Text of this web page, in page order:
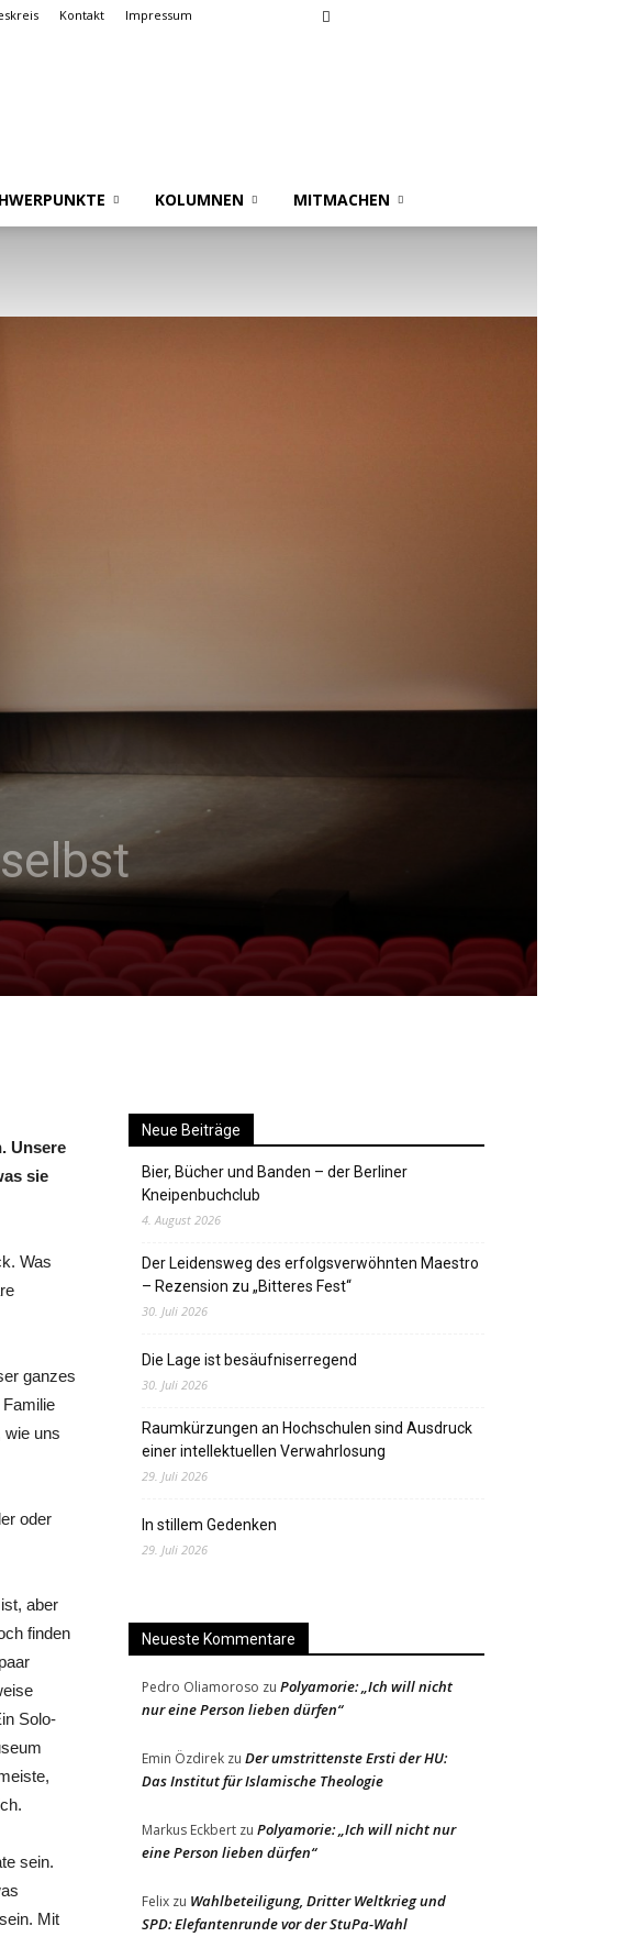
Kontakt Impressum
KOLUMNEN MITMACHEN
Unsere
sie
Was
ganzes
wie uns
oder
aber
finden
Solo-
sein.
Mit
Neue Beiträge
Bier, Bücher und Banden – der Berliner
Kneipenbuchclub
4. August 2026
Der Leidensweg des erfolgsverwöhnten Maestro
– Rezension zu „Bitteres Fest“
30. Juli 2026
Die Lage ist besäufniserregend
30. Juli 2026
Raumkürzungen an Hochschulen sind Ausdruck
einer intellektuellen Verwahrlosung
29. Juli 2026
In stillem Gedenken
29. Juli 2026
Neueste Kommentare
Pedro Oliamoroso zu Polyamorie: „Ich will nicht
nur eine Person lieben dürfen“
Emin Özdirek zu Der umstrittenste Ersti der HU:
Das Institut für Islamische Theologie
Markus Eckbert zu Polyamorie: „Ich will nicht nur
eine Person lieben dürfen“
Felix zu Wahlbeteiligung, Dritter Weltkrieg und
SPD: Elefantenrunde vor der StuPa-Wahl